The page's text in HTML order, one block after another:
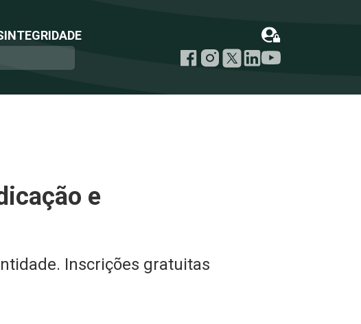
INTEGRIDADE
e
Inscrições gratuitas